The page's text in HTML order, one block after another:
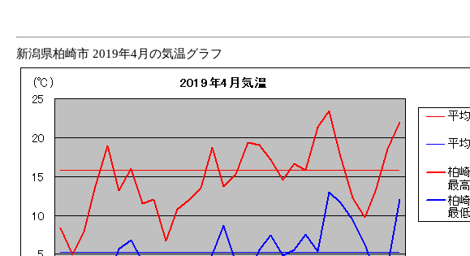
新潟県柏崎市 2019年4月の気温グラフ